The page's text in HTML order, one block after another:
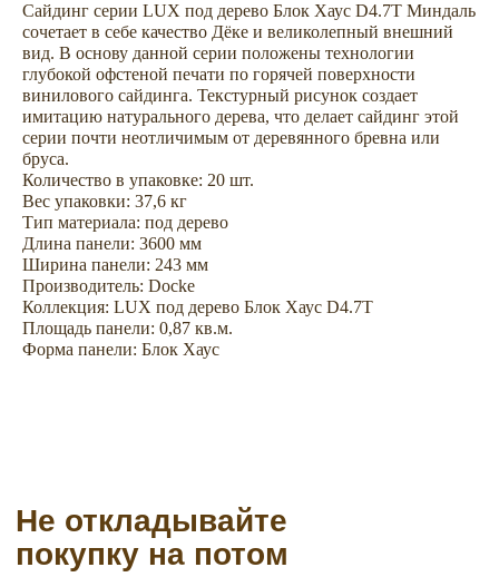
Сайдинг серии LUX под дерево Блок Хаус D4.7T Миндаль
сочетает в себе качество Дёке и великолепный внешний
вид. В основу данной серии положены технологии
глубокой офстеной печати по горячей поверхности
винилового сайдинга. Текстурный рисунок создает
имитацию натурального дерева, что делает сайдинг этой
серии почти неотличимым от деревянного бревна или
бруса.
Количество в упаковке: 20 шт.
Вес упаковки: 37,6 кг
Тип материала: под дерево
Длина панели: 3600 мм
Ширина панели: 243 мм
Производитель: Docke
Коллекция: LUX под дерево Блок Хаус D4.7T
Площадь панели: 0,87 кв.м.
Форма панели: Блок Хаус
Не откладывайте
покупку на потом